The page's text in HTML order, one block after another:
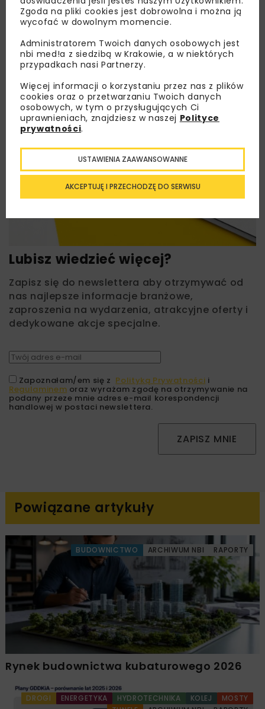
Lubisz wiedzieć więcej?
Zapisz się do newslettera aby otrzymywać od
nas najlepsze informacje branżowe,
zaproszenia na wydarzenia, atrakcyjne oferty i
dedykowane akcje specjalne.
Zapoznałam/em się z Polityką Prywatności i
Regulaminem oraz wyrażam zgodę na otrzymywanie na
podany przeze mnie adres e-mail korespondencji
handlowej w postaci newslettera.
ZAPISZ MNIE
Powiązane artykuły
BUDOWNICTWO ARCHIWUM NBI RAPORTY
Rynek budownictwa kubaturowego 2026
DROGI ENERGETYKA HYDROTECHNIKA KOLEJ
MOSTY
Zgoda na pliki cookies jest dobrowolna i można ją
wycofać w dowolnym momencie.
Administratorem Twoich danych osobowych jest
nbi med!a z siedzibą w Krakowie, a w niektórych
przypadkach nasi Partnerzy.
Więcej informacji o korzystaniu przez nas z plików
cookies oraz o przetwarzaniu Twoich danych
osobowych, w tym o przysługujących Ci
uprawnieniach, znajdziesz w naszej Polityce
prywatności.
AKCEPTUJĘ I PRZECHODZĘ DO SERWISU
USTAWIENIA ZAAWANSOWANNE